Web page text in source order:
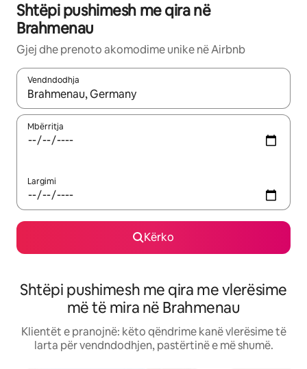
Shtëpi pushimesh me qira në
Brahmenau
Gjej dhe prenoto akomodime unike në Airbnb
Vendndodhja
Kur rezultatet të jenë të disponueshme, lëviz me butonat e
Mbërritja
Largimi
Kërko
Shtëpi pushimesh me qira me vlerësime
më të mira në Brahmenau
Klientët e pranojnë: këto qëndrime kanë vlerësime të
larta për vendndodhjen, pastërtinë e më shumë.